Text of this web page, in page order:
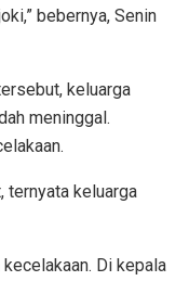
bebernya, Senin
keluarga
meninggal.
ternyata keluarga
Di kepala